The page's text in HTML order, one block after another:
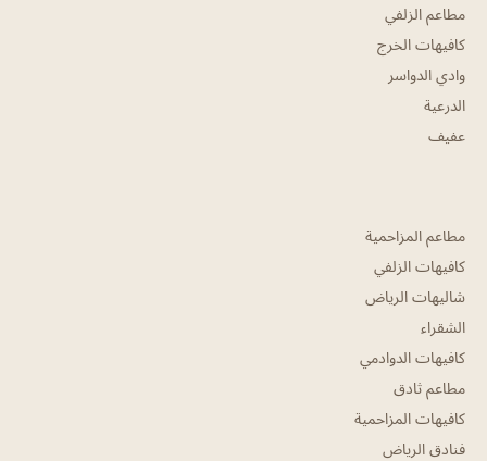
مطاعم الزلفي
كافيهات الخرج
وادي الدواسر
الدرعية
عفيف
مطاعم المزاحمية
كافيهات الزلفي
شاليهات الرياض
الشقراء
كافيهات الدوادمي
مطاعم ثادق
كافيهات المزاحمية
فنادق الرياض